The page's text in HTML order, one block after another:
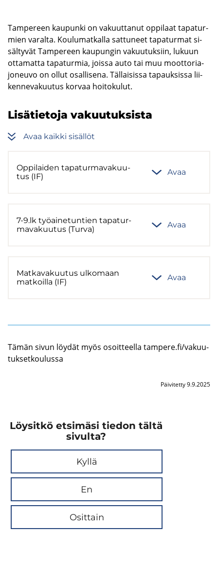
Tam­pe­reen kau­pun­ki on va­kuut­ta­nut op­pi­laat ta­pa­tur­
mien va­ral­ta. Kou­lu­mat­kal­la sat­tu­neet ta­pa­tur­mat si­
säl­ty­vät Tam­pe­reen kau­pun­gin va­kuu­tuk­siin, lu­kuun
ot­ta­mat­ta ta­pa­tur­mia, jois­sa auto tai muu moot­to­ria­
jo­neu­vo on ollut osal­li­se­na. Täl­lai­sis­sa ta­pauk­sis­sa lii­
ken­ne­va­kuu­tus kor­vaa hoi­to­ku­lut.
Li­sä­tie­to­ja va­kuu­tuk­sis­ta
Avaa kaik­ki si­säl­löt
Op­pi­lai­den ta­pa­tur­ma­va­kuu­
tus (IF)
Avaa
7-9.lk työ­ai­ne­tun­tien ta­pa­tur­
ma­va­kuu­tus (Turva)
Avaa
Mat­ka­va­kuu­tus ul­ko­maan
mat­koil­la (IF)
Avaa
Tämän sivun löy­dät myös osoit­teel­la tam­pe­re.fi/va­kuu­
tuk­set­kou­lus­sa
Päivitetty 9.9.2025
Löysitkö etsimäsi tiedon tältä
sivulta?
Kyllä
En
Osittain